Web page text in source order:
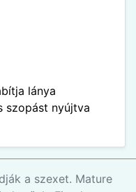
lánya
szopást nyújtva
a szexet. Mature